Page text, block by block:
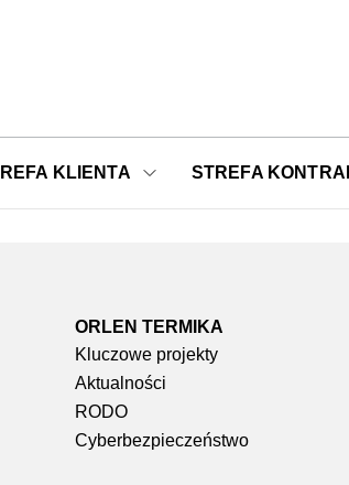
KLIENTA STREFA
ORLEN TERMIKA
Kluczowe projekty
Aktualności
RODO
Cyberbezpieczeństwo